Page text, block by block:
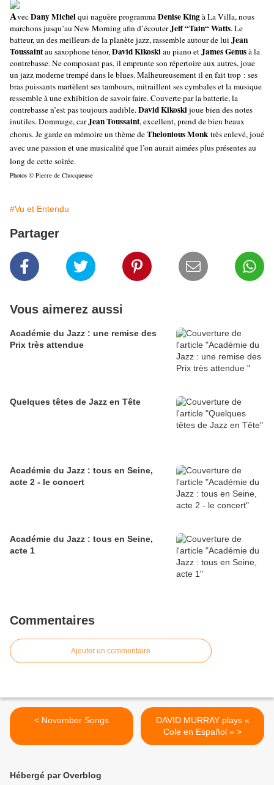
AvecDany Michelqui naguère programmaDenise Kingà La Villa, nous
marchons jusqu’au New Morning afin d’écouterJeff “Tain“ Watts. Le
batteur, un des meilleurs de la planète jazz, rassemble autour de lui Jean
Toussaintau saxophone ténor,David Kikoskiau piano etJames Genusà la
contrebasse. Ne composant pas, il emprunte son répertoire aux autres, joue
un jazz moderne trempé dans le blues. Malheureusement il en fait trop : ses
bras puissants martèlent ses tambours, mitraillent ses cymbales et la musique
ressemble à une exhibition de savoir faire. Couverte par la batterie, la
contrebasse n’est pas toujours audible.David Kikoskijoue bien des notes
inutiles. Dommage, carJean Toussaint, excellent, prend de bien beaux
chorus. Je garde en mémoire un thème deThelonious Monk très enlevé, joué
avec une passion et une musicalité que l’on aurait aimées plus présentes au
long de cette soirée.
Photos © Pierre de Chocqueuse
#Vu et Entendu
Partager
Vous aimerez aussi
Académie du Jazz : une remise des
Prix très attendue
Quelques têtes de Jazz en Tête
Académie du Jazz : tous en Seine,
acte 2 - le concert
Académie du Jazz : tous en Seine,
acte 1
Commentaires
Ajouter un commentaire
< November Songs
DAVID MURRAY plays «
Cole en Español » >
Hébergé par Overblog